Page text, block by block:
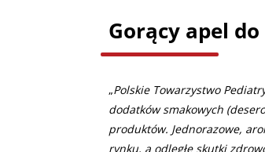
Gorący apel
„Polskie Towarzystwo
dodatków smakowych
produktów. Jednorazowe,
rynku, a odległe skutki